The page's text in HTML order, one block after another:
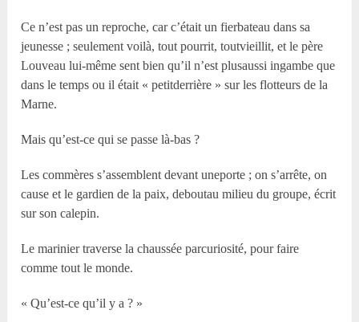
Ce n’est pas un reproche, car c’était un fierbateau dans sa
jeunesse ; seulement voilà, tout pourrit, toutvieillit, et le père
Louveau lui-même sent bien qu’il n’est plusaussi ingambe que
dans le temps ou il était « petitderrière » sur les flotteurs de la
Marne.
Mais qu’est-ce qui se passe là-bas ?
Les commères s’assemblent devant uneporte ; on s’arrête, on
cause et le gardien de la paix, deboutau milieu du groupe, écrit
sur son calepin.
Le marinier traverse la chaussée parcuriosité, pour faire
comme tout le monde.
« Qu’est-ce qu’il y a ? »